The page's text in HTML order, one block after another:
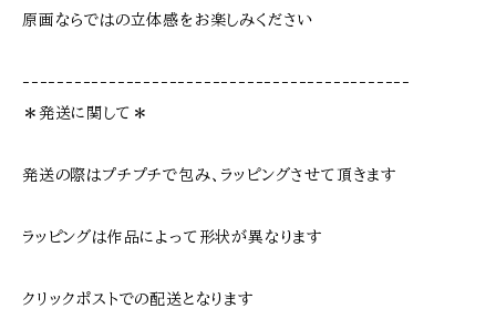
原画ならではの立体感をお楽しみください
---------------------------------------------
＊発送に関して＊
発送の際はプチプチで包み、ラッピングさせて頂きます
ラッピングは作品によって形状が異なります
クリックポストでの配送となります